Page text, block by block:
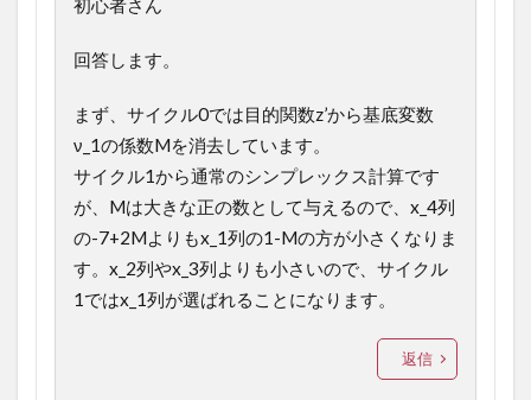
初心者さん
回答します。
まず、サイクル0では目的関数z’から基底変数
ν_1の係数Mを消去しています。
サイクル1から通常のシンプレックス計算です
が、Mは大きな正の数として与えるので、x_4列
の-7+2Mよりもx_1列の1-Mの方が小さくなりま
す。x_2列やx_3列よりも小さいので、サイクル
1ではx_1列が選ばれることになります。
返信